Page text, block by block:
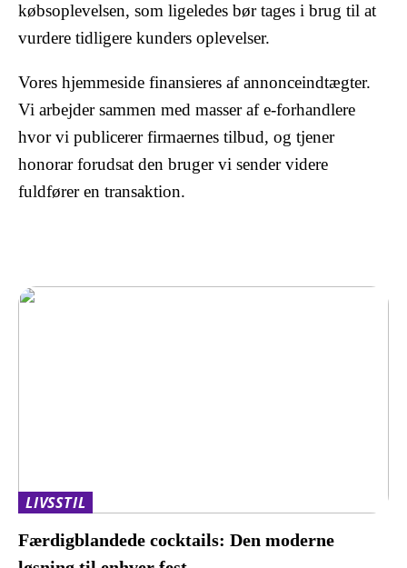
købsoplevelsen, som ligeledes bør tages i brug til at
vurdere tidligere kunders oplevelser.
Vores hjemmeside finansieres af annonceindtægter.
Vi arbejder sammen med masser af e-forhandlere
hvor vi publicerer firmaernes tilbud, og tjener
honorar forudsat den bruger vi sender videre
fuldfører en transaktion.
LIVSSTIL
Færdigblandede cocktails: Den moderne